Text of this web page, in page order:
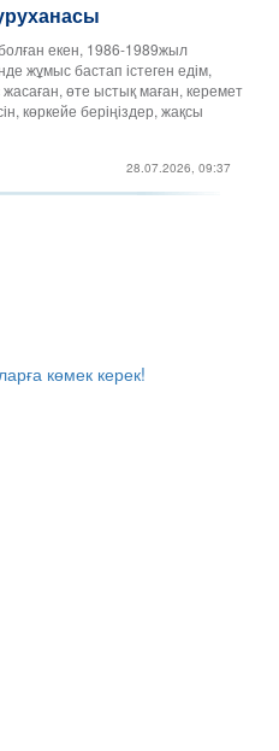
екен, 1986-1989жыл
жұмыс бастап істеген едім,
өте ыстық маған, керемет
көркейе беріңіздер, жақсы
28.07.2026, 09:37
көмек керек!